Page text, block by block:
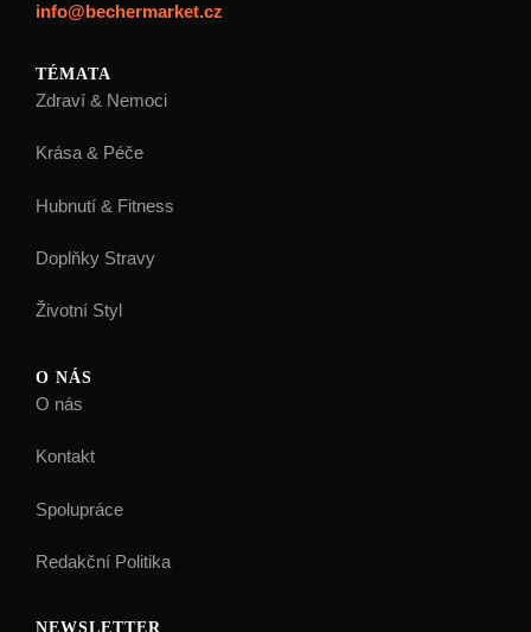
info@bechermarket.cz
TÉMATA
Zdraví & Nemoci
Krása & Péče
Hubnutí & Fitness
Doplňky Stravy
Životní Styl
O NÁS
O nás
Kontakt
Spolupráce
Redakční Politika
NEWSLETTER